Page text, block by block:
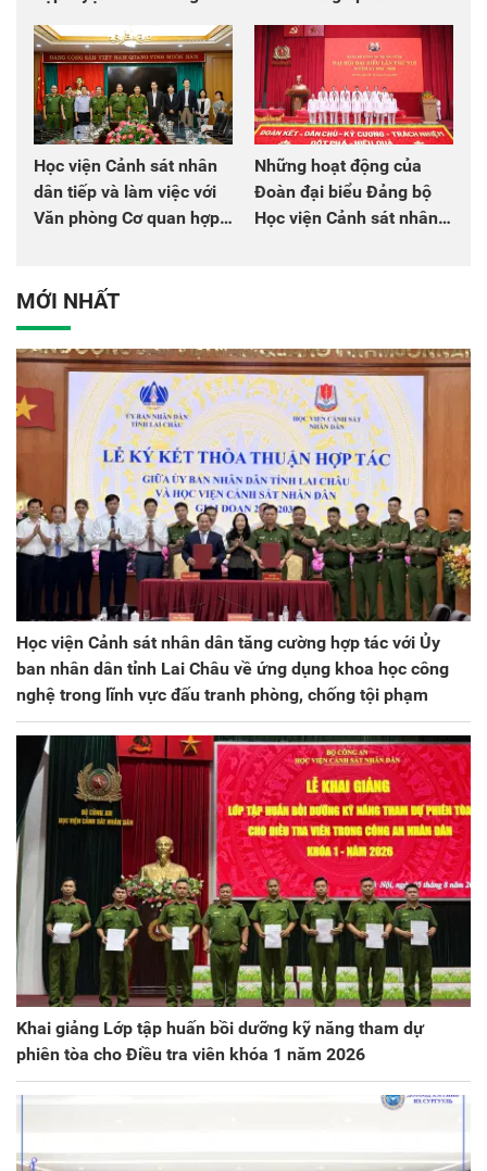
chào mừng Đại hội Đảng
đồng đội
Học viện Cảnh sát nhân
dân tiếp và làm việc với
Văn phòng Cơ quan hợp
Những hoạt động của
Đoàn đại biểu Đảng bộ
Học viện Cảnh sát nhân
MỚI NHẤT
Học viện Cảnh sát nhân dân tăng cường hợp tác với Ủy
ban nhân dân tỉnh Lai Châu về ứng dụng khoa học công
nghệ trong lĩnh vực đấu tranh phòng, chống tội phạm
Khai giảng Lớp tập huấn bồi dưỡng kỹ năng tham dự
phiên tòa cho Điều tra viên khóa 1 năm 2026